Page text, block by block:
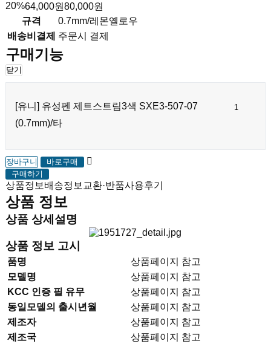
20%64,000원80,000원
규격
0.7mm/레몬옐로우
배송비결제
주문시 결제
구매기능
닫기
[유니] 유성펜 제트스트림3색 SXE3-507-07
(0.7mm)/타
장바구니
바로구매
구매하기
상품정보 배송정보 교환·반품사용후기
상품 정보
상품 상세설명
상품 정보 고시
품명
상품페이지 참고
모델명
상품페이지 참고
KCC 인증 필 유무
상품페이지 참고
동일모델의 출시년월
상품페이지 참고
제조자
상품페이지 참고
제조국
상품페이지 참고